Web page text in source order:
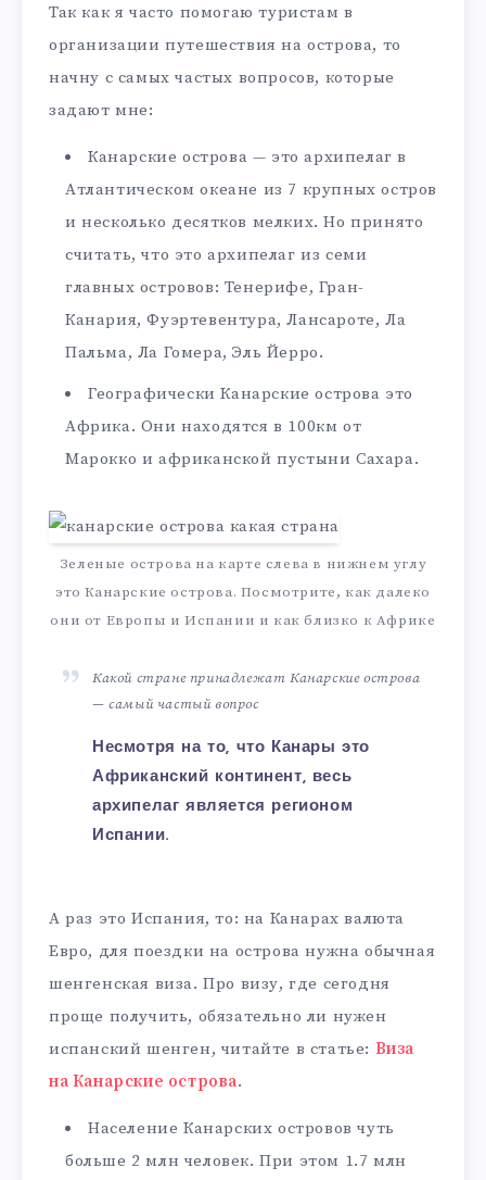
Так как я часто помогаю туристам в
организации путешествия на острова, то
начну с самых частых вопросов, которые
задают мне:
Канарские острова — это архипелаг в
Атлантическом океане из 7 крупных остров
и несколько десятков мелких. Но принято
считать, что это архипелаг из семи
главных островов: Тенерифе, Гран-
Канария, Фуэртевентура, Лансароте, Ла
Пальма, Ла Гомера, Эль Йерро.
Географически Канарские острова это
Африка. Они находятся в 100км от
Марокко и африканской пустыни Сахара.
Зеленые острова на карте слева в нижнем углу
это Канарские острова. Посмотрите, как далеко
они от Европы и Испании и как близко к Африке
Какой стране принадлежат Канарские острова
— самый частый вопрос
Несмотря на то, что Канары это
Африканский континент, весь
архипелаг является регионом
Испании.
А раз это Испания, то: на Канарах валюта
Евро, для поездки на острова нужна обычная
шенгенская виза. Про визу, где сегодня
проще получить, обязательно ли нужен
испанский шенген, читайте в статье: Виза
на Канарские острова.
Население Канарских островов чуть
больше 2 млн человек. При этом 1.7 млн